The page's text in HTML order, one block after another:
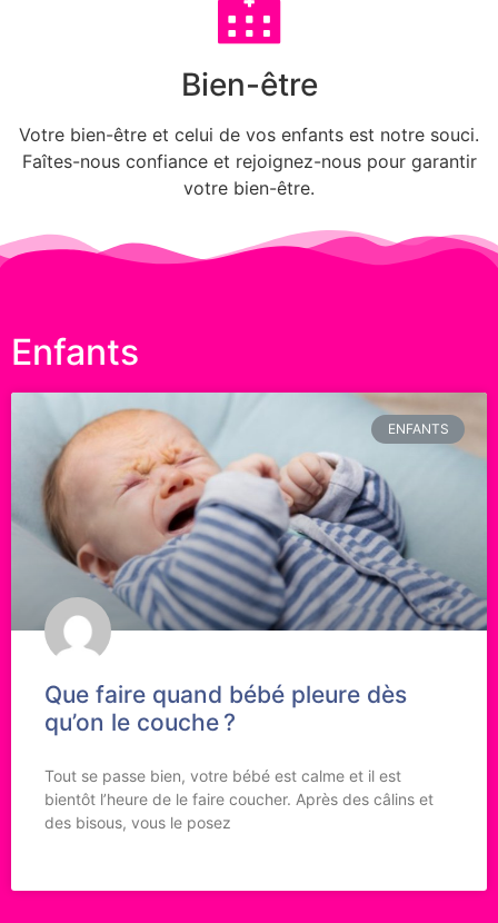
Bien-être
Votre bien-être et celui de vos enfants est notre souci.
Faîtes-nous confiance et rejoignez-nous pour garantir
votre bien-être.
Enfants
ENFANTS
Que faire quand bébé pleure dès
qu’on le couche ?
Tout se passe bien, votre bébé est calme et il est
bientôt l’heure de le faire coucher. Après des câlins et
des bisous, vous le posez